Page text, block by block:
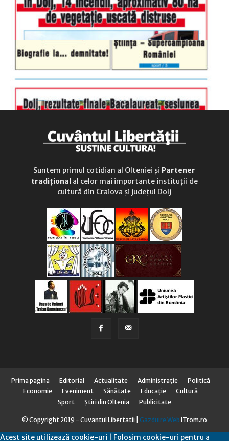
Suntem primul cotidian al Olteniei și Partener
tradițional al celor mai importante instituții de
cultură din Craiova și județul Dolj
Prima pagina Editorial Actualitate Administraţie
Politică
Economie
Eveniment Sănătate Educaţie
Cultură
Sport
Știri din Oltenia Publicitate
© Copyright 2019 - Cuvantul Libertatii | Gazduire Web ITrom.ro
Acest site utilizează cookie-uri | Folosim cookie-uri pentru a